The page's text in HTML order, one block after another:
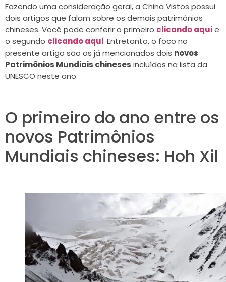
Fazendo uma consideração geral, a China Vistos possui
dois artigos que falam sobre os demais patrimônios
chineses. Você pode conferir o primeiro clicando aquie
o segundo clicando aqui. Entretanto, o foco no
presente artigo são os já mencionados dois novos
Patrimônios Mundiais chineses incluídos na lista da
UNESCO neste ano.
O primeiro do ano entre os
novos Patrimônios
Mundiais chineses: Hoh Xil